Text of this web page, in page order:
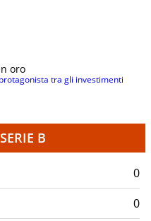
oro
tra gli investimenti
B
0
0